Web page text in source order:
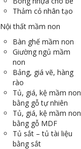
Thảm cỏ nhân tạo
Nội thất mầm non
Bàn ghế mầm non
Giường ngủ mầm
non
Bảng, giá vẽ, hàng
rào
Tủ, giá, kệ mầm non
bằng gỗ tự nhiên
Tủ, giá, kệ mầm non
bằng gỗ MDF
Tủ sắt – tủ tài liệu
bằng sắt